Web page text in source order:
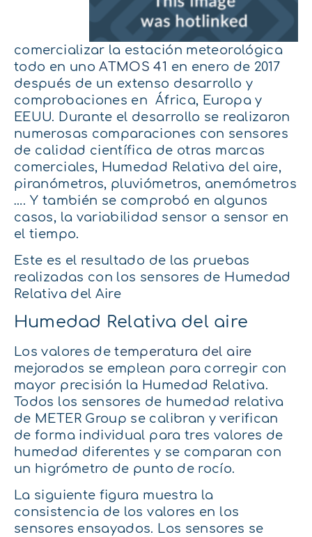
comercializar la estación meteorológica
todo en unoATMOS 41 en enero de 2017
después de un extenso desarrollo y
comprobaciones en África, Europa y
EEUU. Durante el desarrollo se realizaron
numerosas comparaciones con sensores
de calidad científica de otras marcas
comerciales, Humedad Relativa del aire,
piranómetros, pluviómetros, anemómetros
…. Y también se comprobó en algunos
casos, la variabilidad sensor a sensor en
el tiempo.
Este es el resultado de las pruebas
realizadas con los sensores de Humedad
Relativa del Aire
Humedad Relativa del aire
Los valores detemperatura del aire
mejorados se emplean para corregir con
mayor precisión la Humedad Relativa.
Todos los sensores de humedad relativa
de METER Group se calibran y verifican
de forma individual para tres valores de
humedad diferentes y se comparan con
un higrómetro de punto de rocío.
La siguiente figura muestra la
consistencia de los valores en los
sensores ensayados. Los sensores se